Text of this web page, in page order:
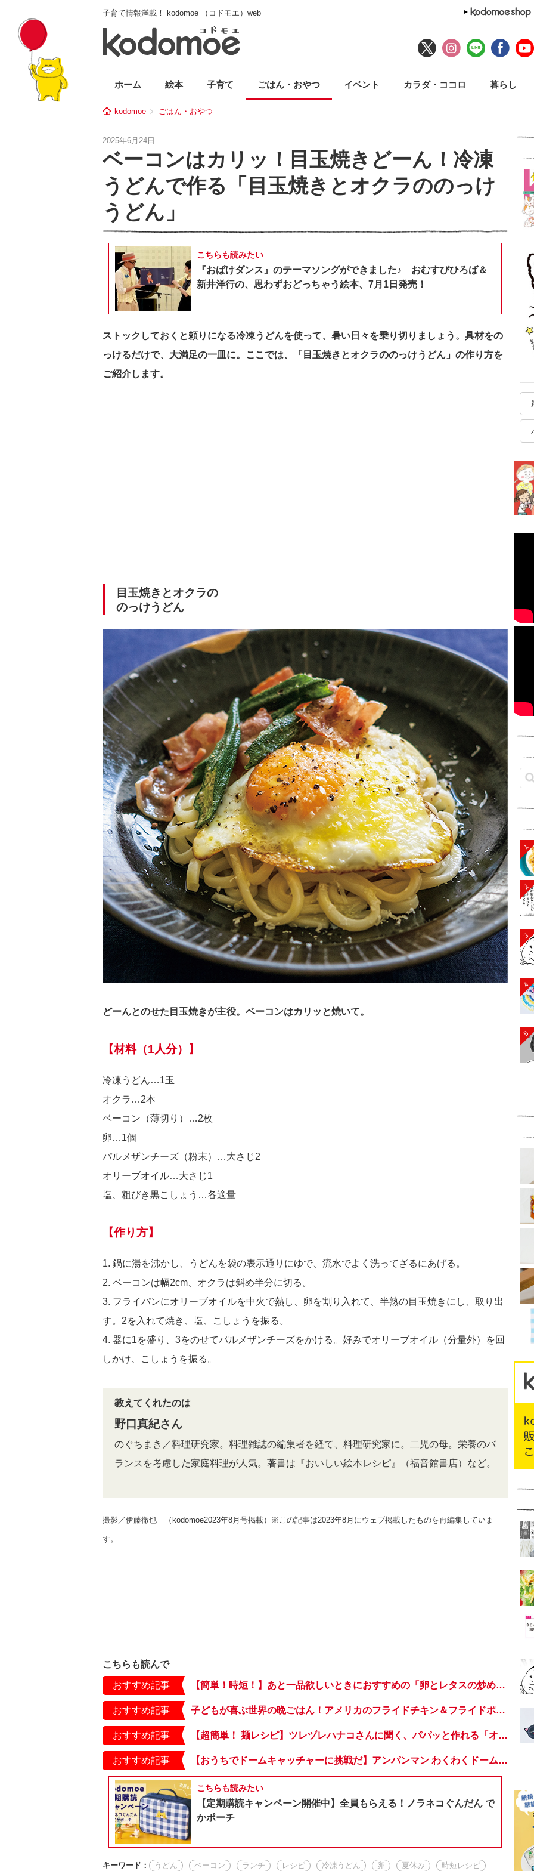
子育て情報満載！ kodomoe （コドモエ）web
ホーム 絵本 子育て ごはん・おやつ イベント カラダ・ココロ 暮らし
kodomoe ごはん・おやつ
2025年6月24日
ベーコンはカリッ！目玉焼きどーん！冷凍
うどんで作る「目玉焼きとオクラののっけ
うどん」
こちらも読みたい
『おばけダンス』のテーマソングができました♪ おむすびひろば＆
新井洋行の、思わずおどっちゃう絵本、7月1日発売！
ストックしておくと頼りになる冷凍うどんを使って、暑い日々を乗り切りましょう。 具材をの
っけるだけで、大満足の一皿に。ここでは、「目玉焼きとオクラののっけうどん」の作り方を
ご紹介します。
目玉焼きとオクラの
のっけうどん
どーんとのせた目玉焼きが主役。ベーコンはカリッと焼いて。
【材料（1人分）】
冷凍うどん…1玉
オクラ…2本
ベーコン（薄切り）…2枚
卵…1個
パルメザンチーズ（粉末）…大さじ2
オリーブオイル…大さじ1
塩、粗びき黒こしょう…各適量
【作り方】
1. 鍋に湯を沸かし、うどんを袋の表示通りにゆで、流水でよく洗ってざるにあげる。
2. ベーコンは幅2cm、オクラは斜め半分に切る。
3. フライパンにオリーブオイルを中火で熱し、卵を割り入れて、半熟の目玉焼きにし、取り出
す。2を入れて焼き、塩、こしょうを振る。
4. 器に1を盛り、3をのせてパルメザンチーズをかける。好みでオリーブオイル（分量外）を回
しかけ、こしょうを振る。
教えてくれたのは
野口真紀さん
のぐちまき／料理研究家。料理雑誌の編集者を経て、料理研究家に。二児の母。栄養のバ
ランスを考慮した家庭料理が人気。著書は『おいしい絵本レシピ』（福音館書店）など。
撮影／伊藤徹也 （kodomoe2023年8月号掲載）※この記事は2023年8月にウェブ掲載したものを再編集していま
す。
こちらも読んで
おすすめ記事 【簡単！時短！】あと一品欲しいときにおすすめの「卵とレタスの炒めもの」のレシピ
おすすめ記事 子どもが喜ぶ世界の晩ごはん！アメリカのフライドチキン＆フライドポテト
おすすめ記事 【超簡単！ 麺レシピ】ツレヅレハナコさんに聞く、パパッと作れる「オイルサーディンとミニトマトの冷製パスタ」
おすすめ記事 【おうちでドームキャッチャーに挑戦だ】アンパンマン わくわくドームキャッチャー
こちらも読みたい
【定期購読キャンペーン開催中】全員もらえる！ノラネコぐんだん で
かポーチ
キーワード： うどん ベーコン ランチ レシピ 冷凍うどん 卵 夏休み 時短レシピ
1
2
3
4
5